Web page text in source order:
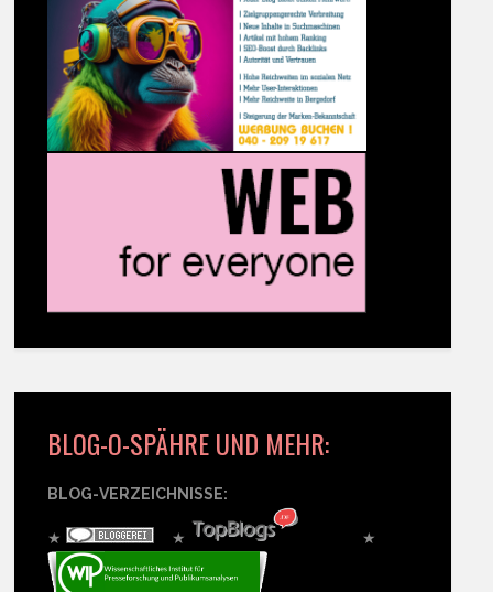
BLOG-O-SPÄHRE UND MEHR:
BLOG-VERZEICHNISSE:
★ ★ ★